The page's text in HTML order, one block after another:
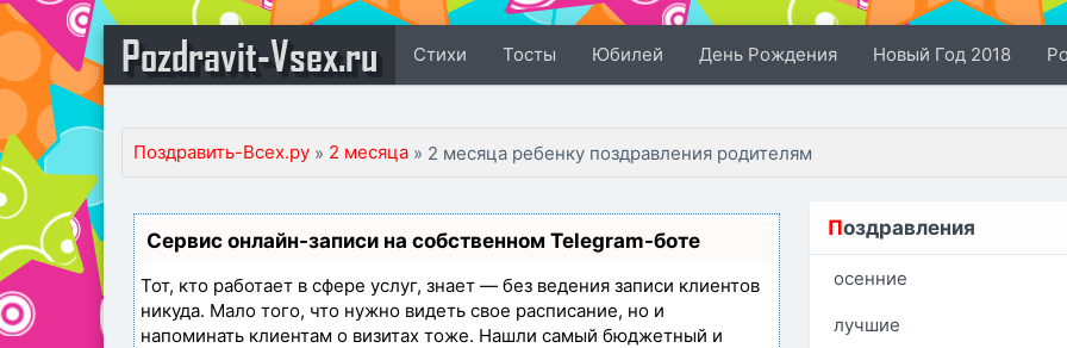
Pozdravit-Vsex.ru Стихи Тосты Юбилей День Рождения Новый Год 2018
Поздравить-Всех.ру » 2 месяца » 2 месяца ребенку поздравления родителям
Сервис онлайн-записи на собственном Telegram-боте
Тот, кто работает в сфере услуг, знает — без ведения записи клиентов
никуда. Мало того, что нужно видеть свое расписание, но и
напоминать клиентам о визитах тоже. Нашли самый бюджетный и
Поздравления
осенние
лучшие